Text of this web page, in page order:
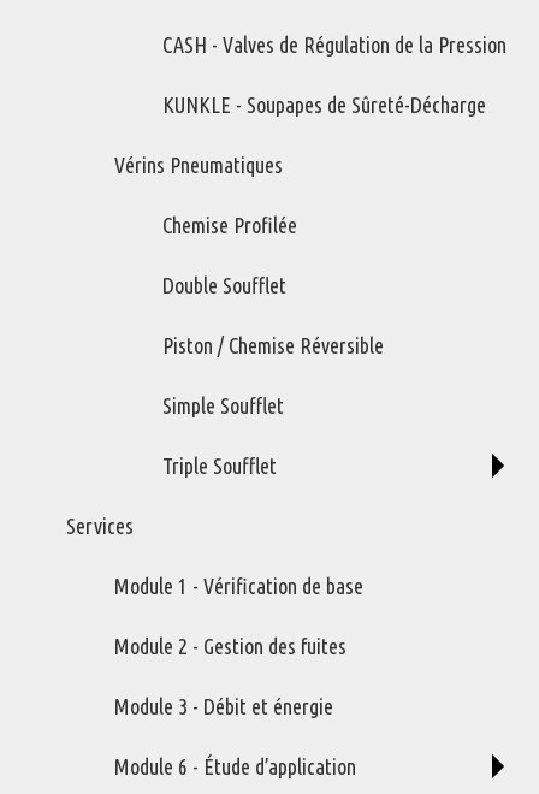
CASH - Valves de Régulation de la Pression
KUNKLE - Soupapes de Sûreté-Décharge
Vérins Pneumatiques
Chemise Profilée
Double Soufflet
Piston / Chemise Réversible
Simple Soufflet
Triple Soufflet
Services
Module 1 - Vérification de base
Module 2 - Gestion des fuites
Module 3 - Débit et énergie
Module 6 - Étude d’application